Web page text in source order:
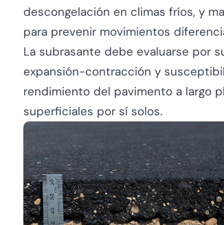
descongelación en climas fríos, y
para prevenir movimientos
La subrasante debe evaluarse por
expansión-contracción y
rendimiento del pavimento a largo
superficiales por sí solos.